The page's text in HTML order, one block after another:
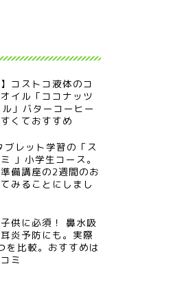
】コストコ液体のコ
イル「ココナッツ
」バターコーヒー
くておすすめ
ブレット学習の「ス
」小学生コース。
備講座の2週間のお
みることにしまし
供に必須！ 鼻水吸
炎予防にも。実際
を比較。おすすめは
ミ